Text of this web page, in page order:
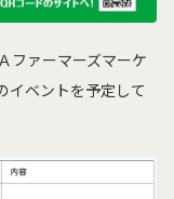
ファーマーズマーケ
イベントを予定して